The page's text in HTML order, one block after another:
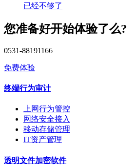
已经不够了
您准备好开始体验了么?
0531-88191166
免费体验
终端行为审计
上网行为管控
网络安全接入
移动存储管理
IT资产管理
透明文件加密软件